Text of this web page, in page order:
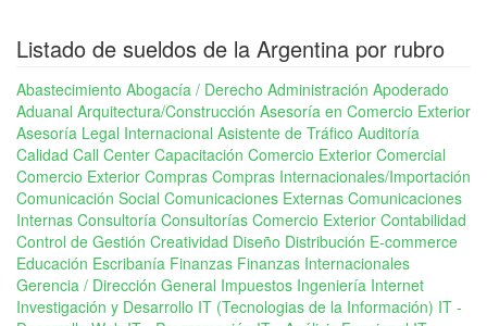
Listado de sueldos de la Argentina por rubro
Abastecimiento Abogacía / Derecho Administración Apoderado
Aduanal Arquitectura/Construcción Asesoría en Comercio Exterior
Asesoría Legal Internacional Asistente de Tráfico Auditoría
Calidad Call Center Capacitación Comercio Exterior Comercial
Comercio Exterior Compras Compras Internacionales/Importación
Comunicación Social Comunicaciones Externas Comunicaciones
Internas Consultoría Consultorías Comercio Exterior Contabilidad
Control de Gestión Creatividad Diseño Distribución E-commerce
Educación Escribanía Finanzas Finanzas Internacionales
Gerencia / Dirección General Impuestos Ingeniería Internet
Investigación y Desarrollo IT (Tecnologias de la Información) IT -